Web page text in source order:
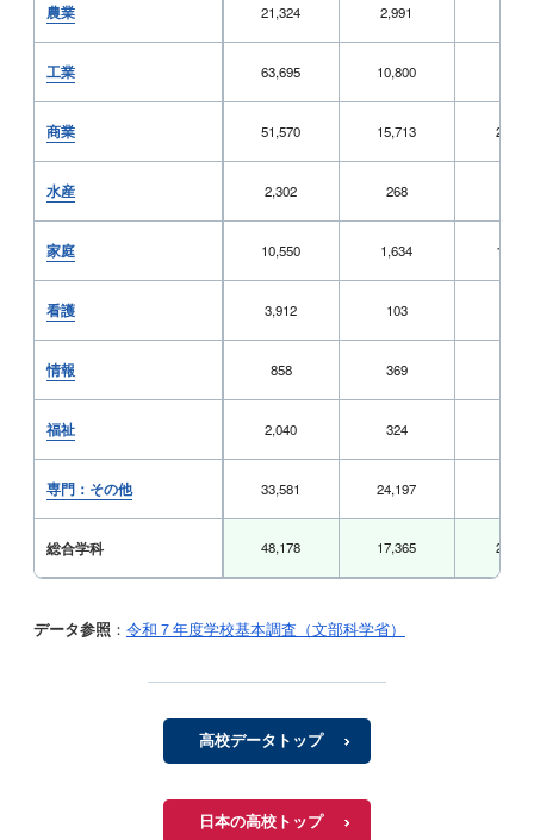
農業 21,324 2,991
工業 63,695 10,800
商業 51,570 15,713 2,029
水産 2,302 268
家庭 10,550 1,634 1,287
看護 3,912 103
情報 858 369
福祉 2,040 324
専門：その他 33,581 24,197
総合学科 48,178 17,365 2,378
データ参照 ： 令和７年度学校基本調査（文部科学省）
高校データトップ
日本の高校トップ